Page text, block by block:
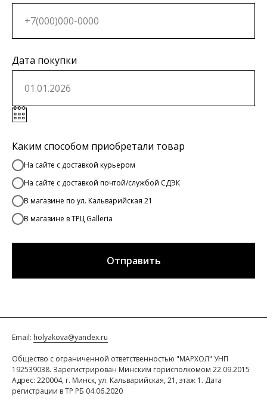
Дата покупки
Каким способом приобретали товар
На сайте с доставкой курьером
На сайте с доставкой почтой/службой СДЭК
В магазине по ул. Кальварийская 21
В магазине в ТРЦ Galleria
Отправить
Email: holyakova@yandex.ru
Общество с ограниченной ответственностью "МАРХОЛ" УНП
192539038. Зарегистрирован Минским горисполкомом 22.09.2015
Адрес: 220004, г. Минск, ул. Кальварийская, 21, этаж 1. Дата
регистрации в ТР РБ 04.06.2020